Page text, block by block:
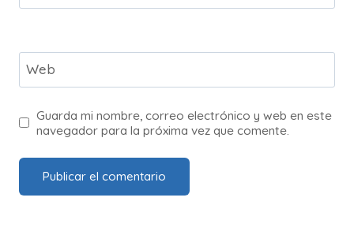
Web
Guarda mi nombre, correo electrónico y web en este
navegador para la próxima vez que comente.